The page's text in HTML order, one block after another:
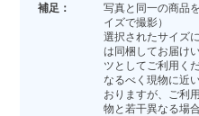
補足：
写真と同一の商品
イズで撮影）
選択されたサイズ
は同梱してお届け
ツとしてご利用くだ
なるべく現物に近
おりますが、ご利
物と若干異なる場